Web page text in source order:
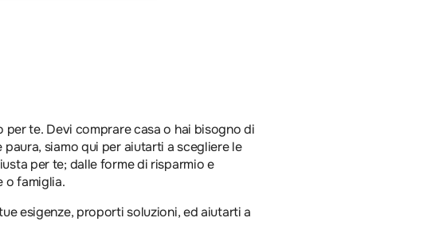
te. Devi comprare casa o hai bisogno di
siamo qui per aiutarti a scegliere le
per te; dalle forme di risparmio e
o famiglia.
esigenze, proporti soluzioni, ed aiutarti a